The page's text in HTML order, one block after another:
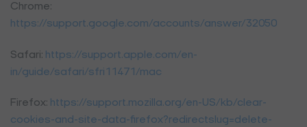
Chrome:
https://support.google.com/accounts/answer/32050
Safari: https://support.apple.com/en-
in/guide/safari/sfri11471/mac
Firefox: https://support.mozilla.org/en-US/kb/clear-
cookies-and-site-data-firefox?redirectslug=delete-